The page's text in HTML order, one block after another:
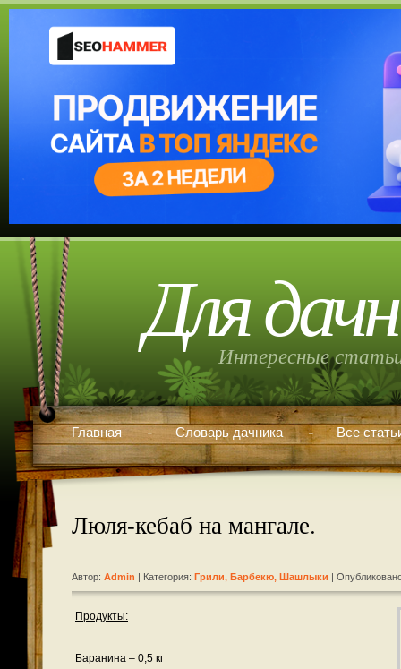
Для
Интересные
Главная Словарь дачника Все
Люля-кебаб на мангале.
Автор: Admin | Категория: Грили, Барбекю, Шашлыки |
Продукты:
Баранина – 0,5 кг